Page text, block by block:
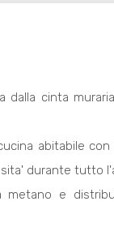
dalla cinta
abitabile
durante tutto
metano e